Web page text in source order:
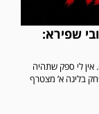
שפירא:
לי ספק שתהיה
בליגה א’ מצטרף